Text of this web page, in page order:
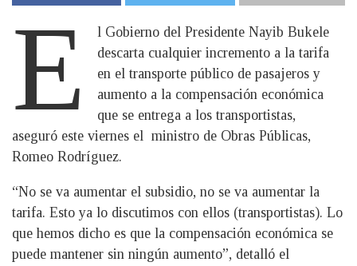
E
l Gobierno del Presidente Nayib Bukele
descarta cualquier incremento a la tarifa
en el transporte público de pasajeros y
aumento a la compensación económica
que se entrega a los transportistas,
aseguró este viernes el ministro de Obras Públicas,
Romeo Rodríguez.
“No se va aumentar el subsidio, no se va aumentar la
tarifa. Esto ya lo discutimos con ellos (transportistas). Lo
que hemos dicho es que la compensación económica se
puede mantener sin ningún aumento”, detalló el